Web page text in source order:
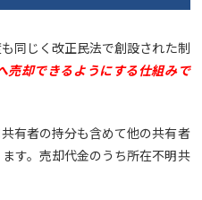
同じく改正民法で創設された制
売却できるようにする仕組みで
有者の持分も含めて他の共有者
す。売却代金のうち所在不明共